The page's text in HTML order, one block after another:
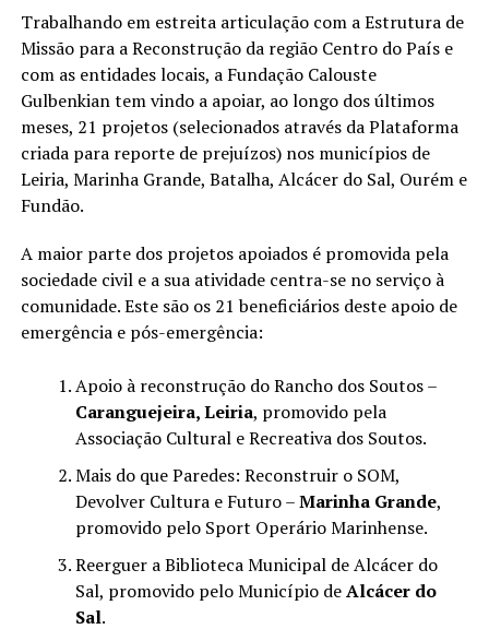
Trabalhando em estreita articulação com a Estrutura de
Missão para a Reconstrução da região Centro do País e
com as entidades locais, a Fundação Calouste
Gulbenkian tem vindo a apoiar, ao longo dos últimos
meses, 21 projetos (selecionados através da Plataforma
criada para reporte de prejuízos) nos municípios de
Leiria, Marinha Grande, Batalha, Alcácer do Sal, Ourém e
Fundão.
A maior parte dos projetos apoiados é promovida pela
sociedade civil e a sua atividade centra-se no serviço à
comunidade. Este são os 21 beneficiários deste apoio de
emergência e pós-emergência:
Apoio à reconstrução do Rancho dos Soutos –
Caranguejeira, Leiria, promovido pela
Associação Cultural e Recreativa dos Soutos.
Mais do que Paredes: Reconstruir o SOM,
Devolver Cultura e Futuro –Marinha Grande,
promovido pelo Sport Operário Marinhense.
Reerguer a Biblioteca Municipal de Alcácer do
Sal, promovido pelo Município deAlcácer do
Sal.